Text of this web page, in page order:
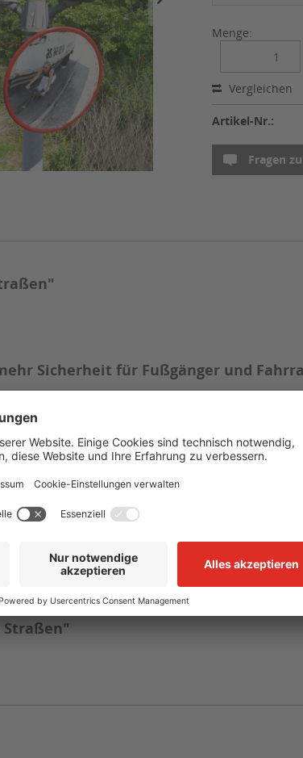
Menge:
Vergleichen
Artikel-Nr.:
Fragen
Sicherheit für Fußgänger und
entwickelt. Die Sicherheit für
einfach an einer Ampel, Verkehrzeichen oder
ist im Lieferumfang bereits
50 cm große Spiegel ist optional auch mit
Beobachtungsabstand
Straßen"